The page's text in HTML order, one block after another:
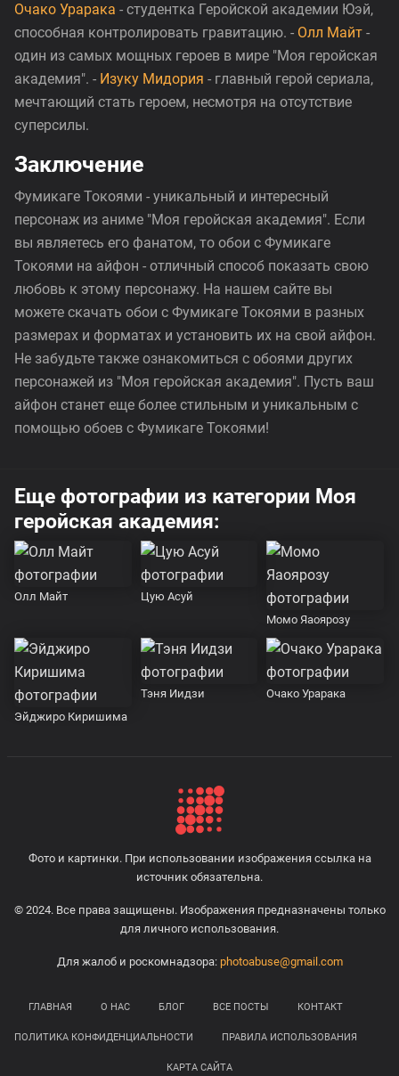
Очако Урарака - студентка Геройской академии Юэй,
способная контролировать гравитацию. - Олл Майт -
один из самых мощных героев в мире "Моя геройская
академия". - Изуку Мидория - главный герой сериала,
мечтающий стать героем, несмотря на отсутствие
суперсилы.
Заключение
Фумикаге Токоями - уникальный и интересный
персонаж из аниме "Моя геройская академия". Если
вы являетесь его фанатом, то обои с Фумикаге
Токоями на айфон - отличный способ показать свою
любовь к этому персонажу. На нашем сайте вы
можете скачать обои с Фумикаге Токоями в разных
размерах и форматах и установить их на свой айфон.
Не забудьте также ознакомиться с обоями других
персонажей из "Моя геройская академия". Пусть ваш
айфон станет еще более стильным и уникальным с
помощью обоев с Фумикаге Токоями!
Еще фотографии из категории Моя
геройская академия:
Олл Майт
Цую Асуй
Момо Яаоярозу
Эйджиро Киришима
Тэня Иидзи Очако Урарака
Фото и картинки. При использовании изображения ссылка на
источник обязательна.
© 2024. Все права защищены. Изображения предназначены только
для личного использования.
Для жалоб и роскомнадзора: photoabuse@gmail.com
ГЛАВНАЯ О НАС БЛОГ ВСЕ ПОСТЫ КОНТАКТ
ПОЛИТИКА КОНФИДЕНЦИАЛЬНОСТИ ПРАВИЛА ИСПОЛЬЗОВАНИЯ
КАРТА САЙТА